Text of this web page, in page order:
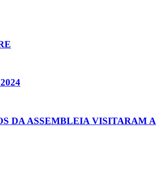
DA ASSEMBLEIA VISITARAM A